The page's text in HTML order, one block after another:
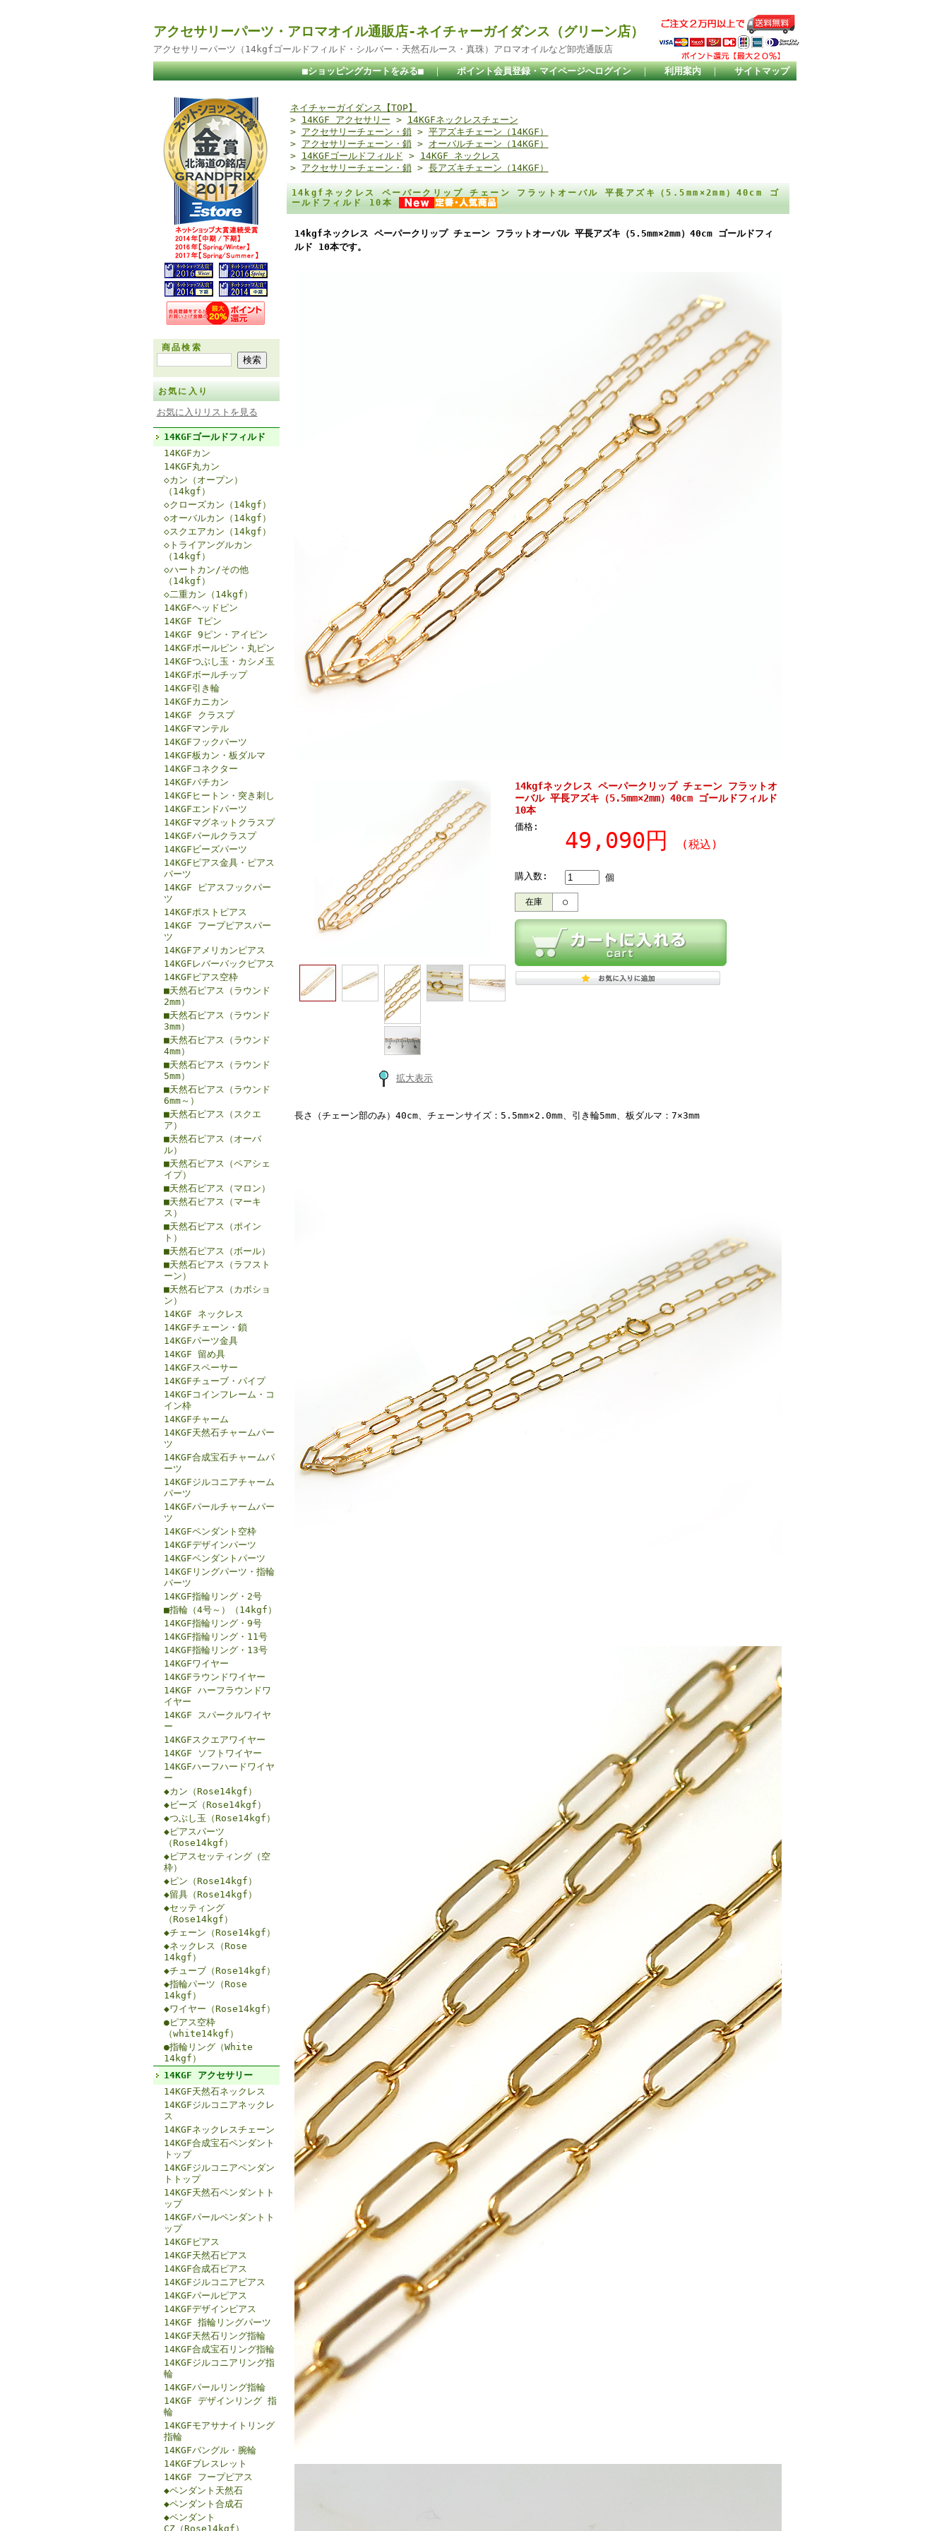
アクセサリーパーツ・アロマオイル通販店-ネイチャーガイダンス（グリーン店）
アクセサリーパーツ（14kgfゴールドフィルド・シルバー・天然石ルース・真珠）アロマオイルなど卸売通販店
■ショッピングカートをみる■ ｜ ポイント会員登録・マイページへログイン ｜ 利用案内 ｜ サイトマップ
商品検索
お気に入り
お気に入りリストを見る
14KGFゴールドフィルド
14KGFカン
14KGF丸カン
◇カン（オープン）
（14kgf）
◇クローズカン（14kgf）
◇オーバルカン（14kgf）
◇スクエアカン（14kgf）
◇トライアングルカン
（14kgf）
◇ハートカン/その他
（14kgf）
◇二重カン（14kgf）
14KGFヘッドピン
14KGF Tピン
14KGF 9ピン・アイピン
14KGFボールピン・丸ピン
14KGFつぶし玉・カシメ玉
14KGFボールチップ
14KGF引き輪
14KGFカニカン
14KGF クラスプ
14KGFマンテル
14KGFフックパーツ
14KGF板カン・板ダルマ
14KGFコネクター
14KGFバチカン
14KGFヒートン・突き刺し
14KGFエンドパーツ
14KGFマグネットクラスプ
14KGFパールクラスプ
14KGFビーズパーツ
14KGFピアス金具・ピアス
パーツ
14KGF ピアスフックパー
ツ
14KGFポストピアス
14KGF フープピアスパー
ツ
14KGFアメリカンピアス
14KGFレバーバックピアス
14KGFピアス空枠
■天然石ピアス（ラウンド
2mm）
■天然石ピアス（ラウンド
3mm）
■天然石ピアス（ラウンド
4mm）
■天然石ピアス（ラウンド
5mm）
■天然石ピアス（ラウンド
6mm～）
■天然石ピアス（スクエ
ア）
■天然石ピアス（オーバ
ル）
■天然石ピアス（ペアシェ
イプ）
■天然石ピアス（マロン）
■天然石ピアス（マーキ
ス）
■天然石ピアス（ポイン
ト）
■天然石ピアス（ボール）
■天然石ピアス（ラフスト
ーン）
■天然石ピアス（カボショ
ン）
14KGF ネックレス
14KGFチェーン・鎖
14KGFパーツ金具
14KGF 留め具
14KGFスペーサー
14KGFチューブ・パイプ
14KGFコインフレーム・コ
イン枠
14KGFチャーム
14KGF天然石チャームパー
ツ
14KGF合成宝石チャームパ
ーツ
14KGFジルコニアチャーム
パーツ
14KGFパールチャームパー
ツ
14KGFペンダント空枠
14KGFデザインパーツ
14KGFペンダントパーツ
14KGFリングパーツ・指輪
パーツ
14KGF指輪リング・2号
■指輪（4号～）（14kgf）
14KGF指輪リング・9号
14KGF指輪リング・11号
14KGF指輪リング・13号
14KGFワイヤー
14KGFラウンドワイヤー
14KGF ハーフラウンドワ
イヤー
14KGF スパークルワイヤ
ー
14KGFスクエアワイヤー
14KGF ソフトワイヤー
14KGFハーフハードワイヤ
ー
◆カン（Rose14kgf）
◆ビーズ（Rose14kgf）
◆つぶし玉（Rose14kgf）
◆ピアスパーツ
（Rose14kgf）
◆ピアスセッティング（空
枠）
◆ピン（Rose14kgf）
◆留具（Rose14kgf）
◆セッティング
（Rose14kgf）
◆チェーン（Rose14kgf）
◆ネックレス（Rose
14kgf）
◆チューブ（Rose14kgf）
◆指輪パーツ（Rose
14kgf）
◆ワイヤー（Rose14kgf）
●ピアス空枠
（white14kgf）
●指輪リング（White
14kgf）
14KGF アクセサリー
14KGF天然石ネックレス
14KGFジルコニアネックレ
ス
14KGFネックレスチェーン
14KGF合成宝石ペンダント
トップ
14KGFジルコニアペンダン
トトップ
14KGF天然石ペンダントト
ップ
14KGFパールペンダントト
ップ
14KGFピアス
14KGF天然石ピアス
14KGF合成石ピアス
14KGFジルコニアピアス
14KGFパールピアス
14KGFデザインピアス
14KGF 指輪リングパーツ
14KGF天然石リング指輪
14KGF合成宝石リング指輪
14KGFジルコニアリング指
輪
14KGFパールリング指輪
14KGF デザインリング 指
輪
14KGFモアサナイトリング
指輪
14KGFバングル・腕輪
14KGFブレスレット
14KGF フープピアス
◆ペンダント天然石
◆ペンダント合成石
◆ペンダント
CZ（Rose14kgf）
ネイチャーガイダンス【TOP】
> 14KGF アクセサリー > 14KGFネックレスチェーン
> アクセサリーチェーン・鎖 > 平アズキチェーン（14KGF）
> アクセサリーチェーン・鎖 > オーバルチェーン（14KGF）
> 14KGFゴールドフィルド > 14KGF ネックレス
> アクセサリーチェーン・鎖 > 長アズキチェーン（14KGF）
14kgfネックレス ペーパークリップ チェーン フラットオーバル 平長アズキ（5.5mm×2mm）40cm ゴ
ールドフィルド 10本
14kgfネックレス ペーパークリップ チェーン フラットオーバル 平長アズキ（5.5mm×2mm）40cm ゴールドフィ
ルド 10本です。
拡大表示
14kgfネックレス ペーパークリップ チェーン フラットオ
ーバル 平長アズキ（5.5mm×2mm）40cm ゴールドフィルド
10本
価格:
49,090円 (税込)
購入数: 個
在庫 ○
長さ（チェーン部のみ）40cm、チェーンサイズ：5.5mm×2.0mm、引き輪5mm、板ダルマ：7×3mm